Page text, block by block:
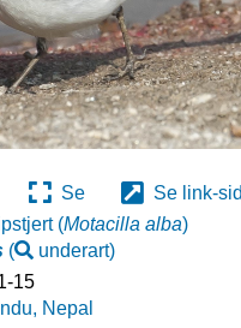
Se
Se link-
(Motacilla alba)
( underart)
15
, Nepal